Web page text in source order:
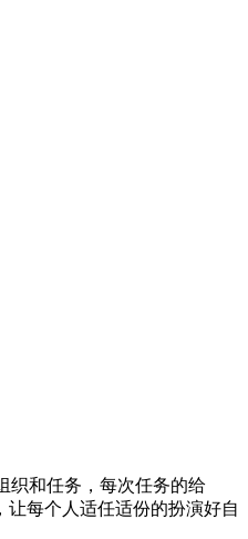
织和任务，每次任务的给
每个人适任适份的扮演好自